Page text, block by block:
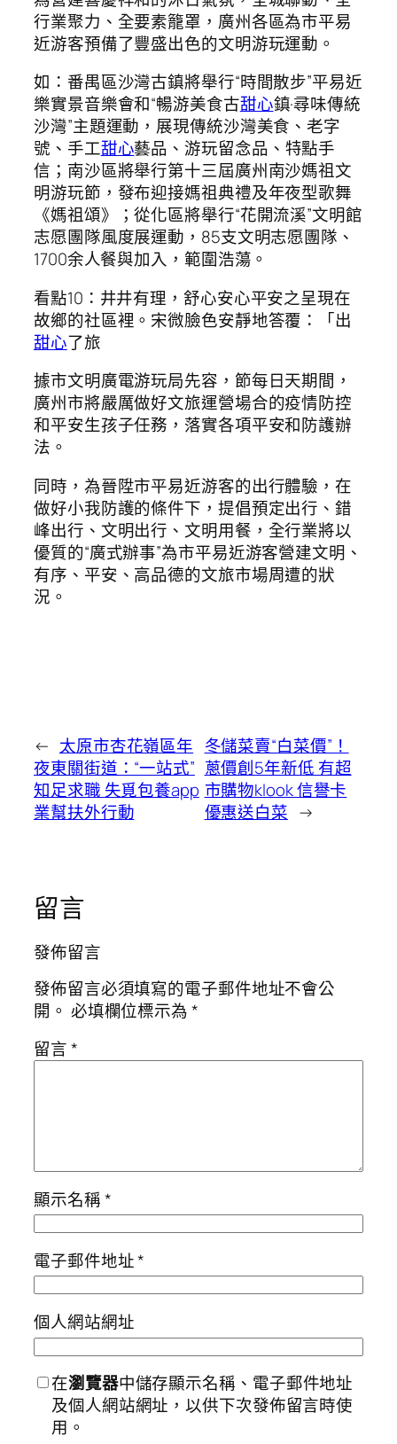
行業聚力、全要素籠罩，廣州各區為市平易
近游客預備了豐盛出色的文明游玩運動。
如：番禺區沙灣古鎮將舉行“時間散步”平易近
樂實景音樂會和“暢游美食古甜心鎮·尋味傳統
沙灣”主題運動，展現傳統沙灣美食、老字
號、手工甜心藝品、游玩留念品、特點手
信；南沙區將舉行第十三屆廣州南沙媽祖文
明游玩節，發布迎接媽祖典禮及年夜型歌舞
《媽祖頌》；從化區將舉行“花開流溪”文明館
志愿團隊風度展運動，85支文明志愿團隊、
1700余人餐與加入，範圍浩蕩。
看點10：井井有理，舒心安心平安之呈現在
故鄉的社區裡。宋微臉色安靜地答覆：「出
甜心了旅
據市文明廣電游玩局先容，節每日天期間，
廣州市將嚴厲做好文旅運營場合的疫情防控
和平安生孩子任務，落實各項平安和防護辦
法。
同時，為晉陞市平易近游客的出行體驗，在
做好小我防護的條件下，提倡預定出行、錯
峰出行、文明出行、文明用餐，全行業將以
優質的“廣式辦事”為市平易近游客營建文明、
有序、平安、高品德的文旅市場周遭的狀
況。
← 太原市杏花嶺區年
夜東關街道：“一站式”
知足求職 失覓包養app
業幫扶外行動
冬儲菜賣“白菜價”！
蔥價創5年新低 有超
市購物klook 信譽卡
優惠送白菜 →
留言
發佈留言
發佈留言必須填寫的電子郵件地址不會公
開。 必填欄位標示為*
留言*
顯示名稱*
電子郵件地址*
個人網站網址
在瀏覽器中儲存顯示名稱、電子郵件地址
及個人網站網址，以供下次發佈留言時使
用。